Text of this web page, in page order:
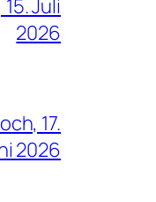
Juli
2026
17.
2026